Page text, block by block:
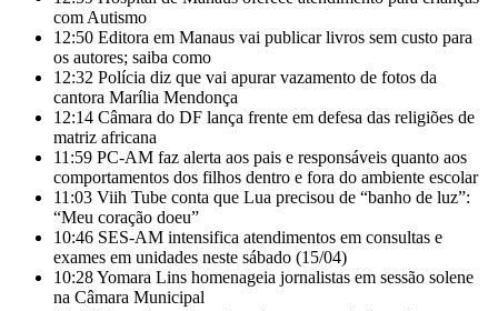
com Autismo
12:50 Editora em Manaus vai publicar livros sem custo para
os autores; saiba como
12:32 Polícia diz que vai apurar vazamento de fotos da
cantora Marília Mendonça
12:14 Câmara do DF lança frente em defesa das religiões de
matriz africana
11:59 PC-AM faz alerta aos pais e responsáveis quanto aos
comportamentos dos filhos dentro e fora do ambiente escolar
11:03 Viih Tube conta que Lua precisou de “banho de luz”:
“Meu coração doeu”
10:46 SES-AM intensifica atendimentos em consultas e
exames em unidades neste sábado (15/04)
10:28Yomara Lins homenageia jornalistas em sessão solene
na Câmara Municipal